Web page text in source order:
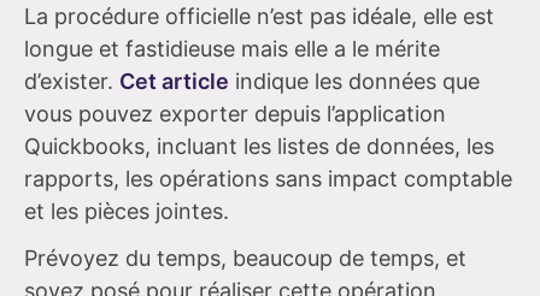
La procédure officielle n’est pas idéale, elle est
longue et fastidieuse mais elle a le mérite
d’exister. Cet article indique les données que
vous pouvez exporter depuis l’application
Quickbooks, incluant les listes de données, les
rapports, les opérations sans impact comptable
et les pièces jointes.
Prévoyez du temps, beaucoup de temps, et
soyez posé pour réaliser cette opération